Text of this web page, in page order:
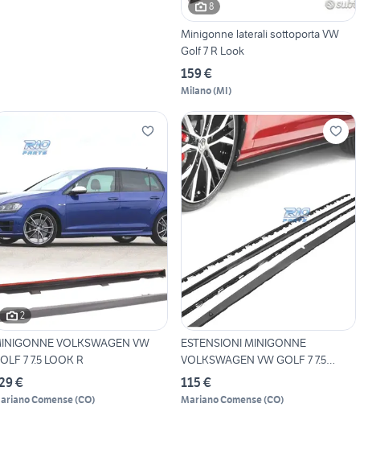
8
Minigonne laterali sottoporta VW
Golf 7 R Look
159 €
Milano(MI)
2
VOLKSWAGEN VW
7 7.5 LOOK R
€
Comense(CO)
ESTENSIONI MINIGONNE
VOLKSWAGEN VW GOLF 7 7.5
LOOK
115 €
Mariano Comense(CO)